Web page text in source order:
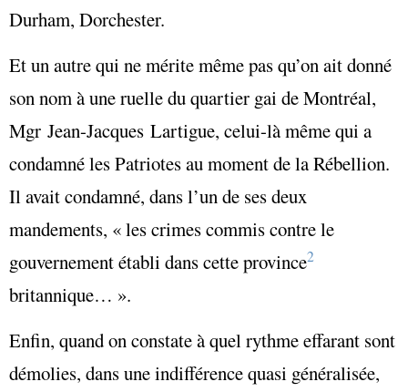
Durham, Dorchester.
Et un autre qui ne mérite même pas qu’on ait donné
son nom à une ruelle du quartier gai de Montréal,
Mgr Jean-Jacques Lartigue, celui-là même qui a
condamné les Patriotes au moment de la Rébellion.
Il avait condamné, dans l’un de ses deux
mandements, « les crimes commis contre le
gouvernement établi dans cette province2
britannique… ».
Enfin, quand on constate à quel rythme effarant sont
démolies, dans une indifférence quasi généralisée,